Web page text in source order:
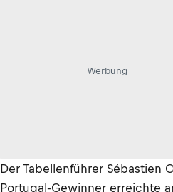
Werbung
Der Tabellenführer Sébastien
Portugal-Gewinner erreichte